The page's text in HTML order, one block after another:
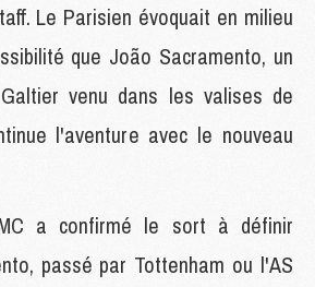
Le Parisien évoquait en milieu
que João Sacramento, un
venu dans les valises de
l'aventure avec le nouveau
a confirmé le sort à définir
passé par Tottenham ou l'AS